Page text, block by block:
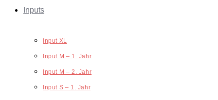
Inputs
Input XL
Input M – 1. Jahr
Input M – 2. Jahr
Input S – 1. Jahr